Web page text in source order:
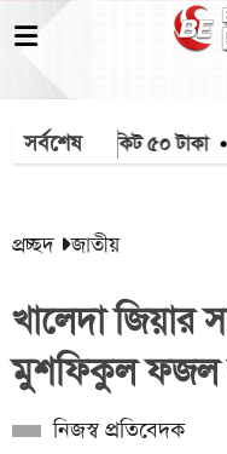
সর্বশেষ
উন্মুক্ত, টিকিট ৫০ টাকা
প্রচ্ছদ জাতীয়
খালেদা জিয়ার
মুশফিকুল ফজল
নিজস্ব প্রতিবেদক